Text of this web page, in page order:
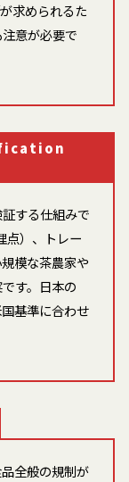
求められるた
意が必要で
する仕組みで
点）、トレー
模な茶農家や
す。日本の
基準に合わせ
全般の規制が